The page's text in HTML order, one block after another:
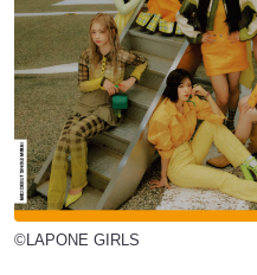
©LAPONE GIRLS